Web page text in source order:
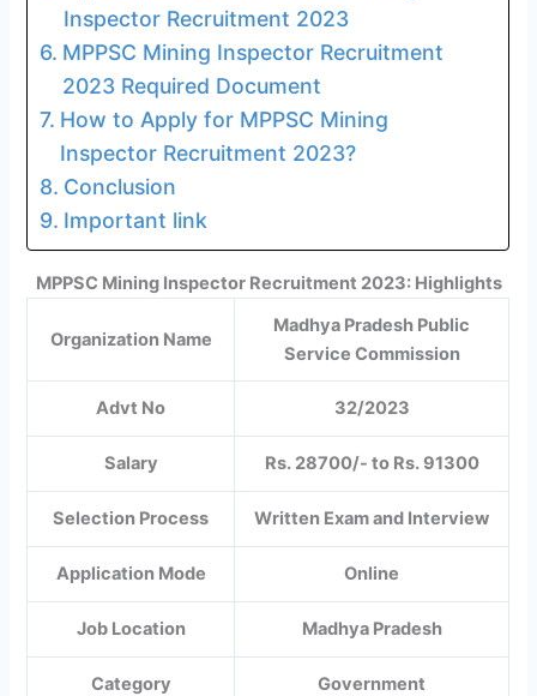
Inspector Recruitment 2023
MPPSC Mining Inspector Recruitment
2023 Required Document
How to Apply for MPPSC Mining
Inspector Recruitment 2023?
Conclusion
Important link
MPPSC Mining Inspector Recruitment 2023: Highlights
Organization Name
Madhya Pradesh Public
Service Commission
Advt No 32/2023
Salary Rs. 28700/- to Rs. 91300
Selection Process Written Exam and Interview
Application Mode Online
Job Location Madhya Pradesh
Category Government